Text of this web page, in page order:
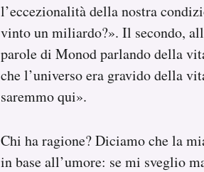
l’eccezionalità della nostra
vinto un miliardo?». Il secondo,
parole di Monod parlando della
che l’universo era gravido della
saremmo qui».
Chi ha ragione? Diciamo che la
in base all’umore: se mi sveglio